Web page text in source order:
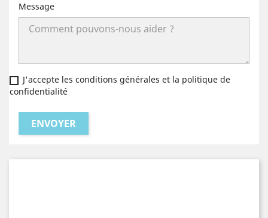
Message
J'accepte les conditions générales et la politique de
confidentialité